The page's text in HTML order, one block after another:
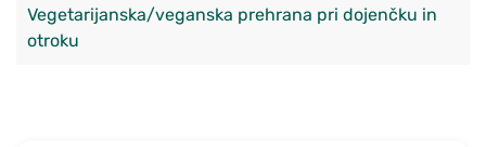
Vegetarijanska/veganska prehrana pri dojenčku in
otroku